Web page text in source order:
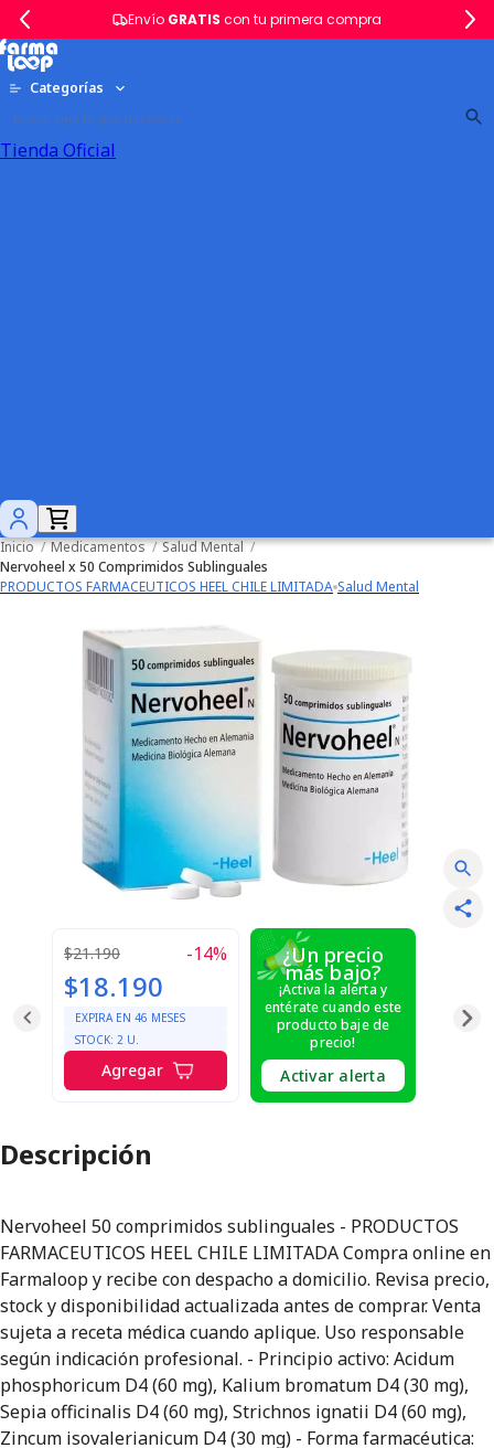
Envío GRATIS con tu primera compra
Categorías
Tienda Oficial
Inicio / Medicamentos / Salud Mental /
Nervoheel x 50 Comprimidos Sublinguales
PRODUCTOS FARMACEUTICOS HEEL CHILE LIMITADA Salud Mental
$21.190 -14%
$18.190
EXPIRA EN 46 MESES
STOCK: 2 U.
Agregar
¿Un precio
más bajo?
¡Activa la alerta y
entérate cuando este
producto baje de
precio!
Activar alerta
Descripción
Nervoheel 50 comprimidos sublinguales - PRODUCTOS
FARMACEUTICOS HEEL CHILE LIMITADA Compra online en
Farmaloop y recibe con despacho a domicilio. Revisa precio,
stock y disponibilidad actualizada antes de comprar. Venta
sujeta a receta médica cuando aplique. Uso responsable
según indicación profesional. - Principio activo: Acidum
phosphoricum D4 (60 mg), Kalium bromatum D4 (30 mg),
Sepia officinalis D4 (60 mg), Strichnos ignatii D4 (60 mg),
Zincum isovalerianicum D4 (30 mg) - Forma farmacéutica: